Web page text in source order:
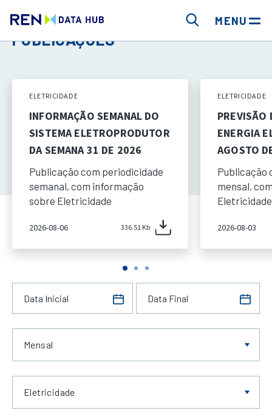
MENU
PUBLICAÇÕES
ELETRICIDADE
INFORMAÇÃO SEMANAL DO
SISTEMA ELETROPRODUTOR
DA SEMANA 31 DE 2026
Publicação com periodicidade
semanal, com informação
sobre Eletricidade
2026-08-06 336.51 Kb
ELETRICIDADE
PREVISÃO
ENERGIA
AGOSTO
Publicação
mensal,
Eletricidade
2026-08-03
Mensal
Eletricidade